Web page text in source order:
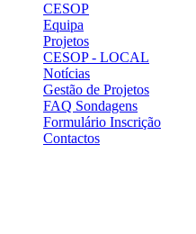
CESOP
Equipa
Projetos
CESOP - LOCAL
Notícias
Gestão de Projetos
FAQ Sondagens
Formulário Inscrição
Contactos